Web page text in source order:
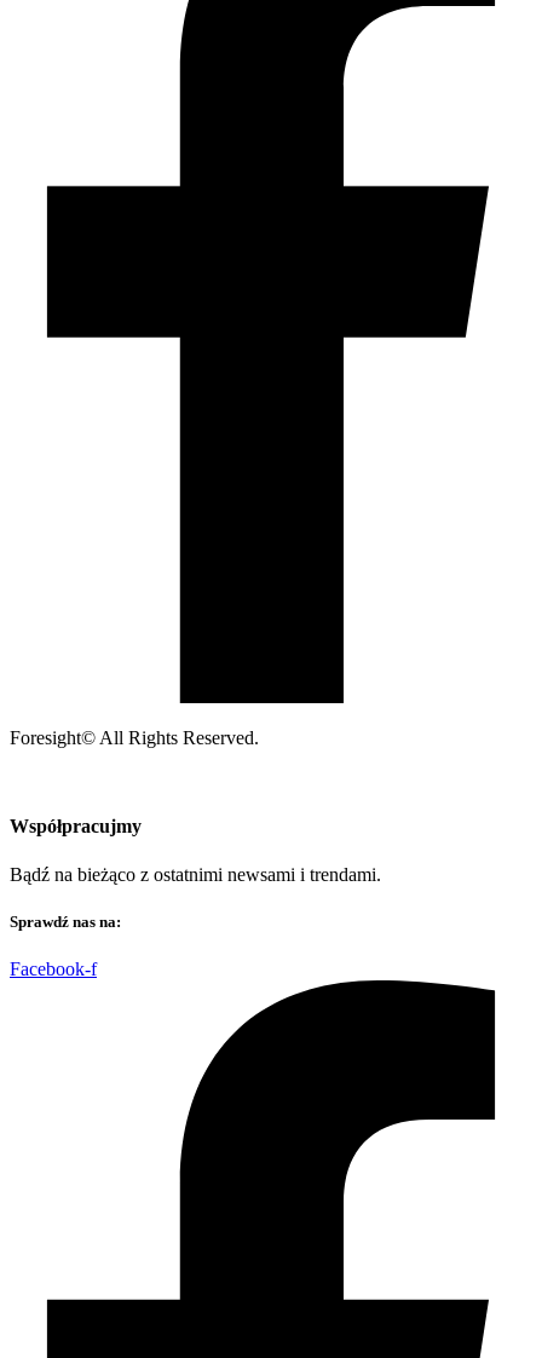
Foresight© All Rights Reserved.
Współpracujmy
Bądź na bieżąco z ostatnimi newsami i trendami.
Sprawdź nas na:
Facebook-f